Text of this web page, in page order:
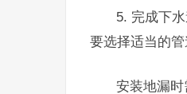
5. 完成下
要选择适当的
安装地漏时